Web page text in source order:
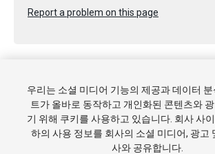
Report a problem on this page
Copyright © 2020 Unity Technologies. Publication
튜토리얼
커뮤니티 답변 기술 자료 포럼
개인정보처리방침
우리는 소셜 미디어 기능의 제공과 데이터 분
트가 올바로 동작하고 개인화된 콘텐츠와
기 위해 쿠키를 사용하고 있습니다. 회사 사
하의 사용 정보를 회사의 소셜 미디어, 광고
사와 공유합니다.